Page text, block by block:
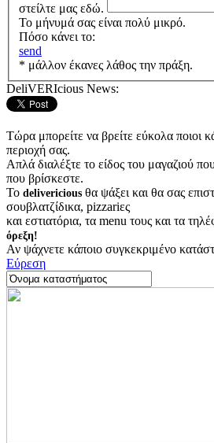
στείλτε μας εδώ.
Το μήνυμά σας είναι πολύ μικρό.
Πόσο κάνει το:
send
* μάλλον έκανες λάθος την πράξη.
DeliVERIcious News:
Τώρα μπορείτε να βρείτε εύκολα ποιοι
περιοχή σας.
Απλά διαλέξτε το είδος του μαγαζιού
που βρίσκεστε.
Το delivericious θα ψάξει και θα σας
σουβλατζίδικα, pizzariες
και εστιατόρια, τα menu τους και τα
όρεξη!
Αν ψάχνετε κάποιο συγκεκριμένο
Εύρεση